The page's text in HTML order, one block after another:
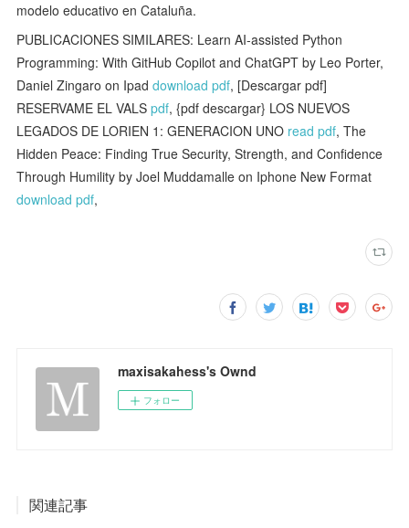
modelo educativo en Cataluña.
PUBLICACIONES SIMILARES: Learn AI-assisted Python
Programming: With GitHub Copilot and ChatGPT by Leo Porter,
Daniel Zingaro on Ipaddownload pdf, [Descargar pdf]
RESERVAME EL VALSpdf, {pdf descargar} LOS NUEVOS
LEGADOS DE LORIEN 1: GENERACION UNO read pdf, The
Hidden Peace: Finding True Security, Strength, and Confidence
Through Humility by Joel Muddamalle on Iphone New Format
download pdf,
maxisakahess's Ownd
フォロー
関連記事